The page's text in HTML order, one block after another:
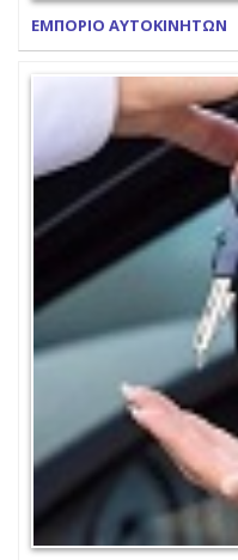
ΕΜΠΟΡΙΟ ΑΥΤΟΚΙΝΗΤΩΝ